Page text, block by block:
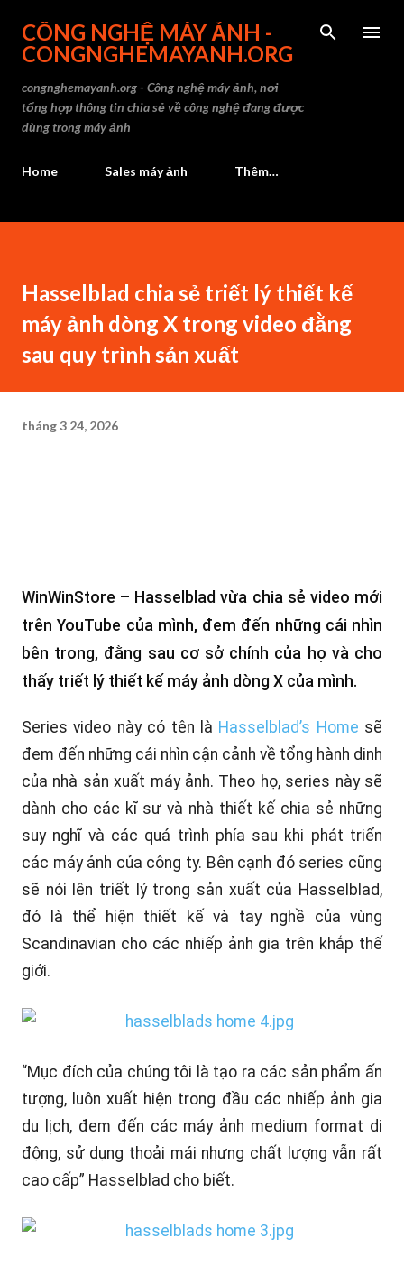
Chuyển đến nội
CÔNG NGHỆ MÁY ẢNH -
CONGNGHEMAYANH.ORG
congnghemayanh.org - Công nghệ máy ảnh, nơi
tổng hợp thông tin chia sẻ về công nghệ đang được
dùng trong máy ảnh
Home Sales máy ảnh Thêm…
Hasselblad chia sẻ triết lý thiết kế
máy ảnh dòng X trong video đằng
sau quy trình sản xuất
tháng 3 24, 2026
WinWinStore – Hasselblad vừa chia sẻ video mới
trên YouTube của mình, đem đến những cái nhìn
bên trong, đằng sau cơ sở chính của họ và cho
thấy triết lý thiết kế máy ảnh dòng X của mình.
Series video này có tên là Hasselblad’s Home sẽ
đem đến những cái nhìn cận cảnh về tổng hành dinh
của nhà sản xuất máy ảnh. Theo họ, series này sẽ
dành cho các kĩ sư và nhà thiết kế chia sẻ những
suy nghĩ và các quá trình phía sau khi phát triển
các máy ảnh của công ty. Bên cạnh đó series cũng
sẽ nói lên triết lý trong sản xuất của Hasselblad,
đó là thể hiện thiết kế và tay nghề của vùng
Scandinavian cho các nhiếp ảnh gia trên khắp thế
giới.
“Mục đích của chúng tôi là tạo ra các sản phẩm ấn
tượng, luôn xuất hiện trong đầu các nhiếp ảnh gia
du lịch, đem đến các máy ảnh medium format di
động, sử dụng thoải mái nhưng chất lượng vẫn rất
cao cấp” Hasselblad cho biết.